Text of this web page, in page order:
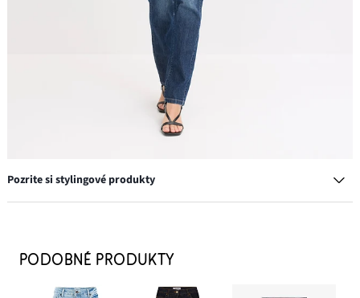
Pozrite si stylingové produkty
24,99 €
PRIDAŤ DO KOŠÍKA
PODOBNÉ PRODUKTY